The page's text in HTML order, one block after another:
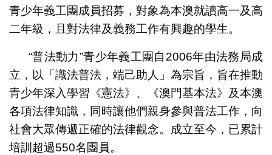
法務局招募
青少年義工團成員招募，對象為本澳就讀高一及高
二年級，且對法律及義務工作有興趣的學生。
“普法動力”青少年義工團自2006年由法務局成
立，以「識法普法，端己助人」為宗旨，旨在推動
青少年深入學習《憲法》、《澳門基本法》及本澳
各項法律知識，同時讓他們親身參與普法工作，向
社會大眾傳遞正確的法律觀念。成立至今，已累計
培訓超過550名團員。